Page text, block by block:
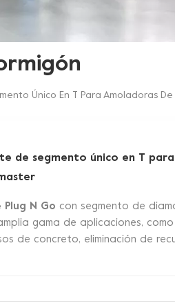
Único En T Para Amoladoras De
de segmento único en T para
N Go con segmento de
gama de aplicaciones,
de concreto, eliminación de